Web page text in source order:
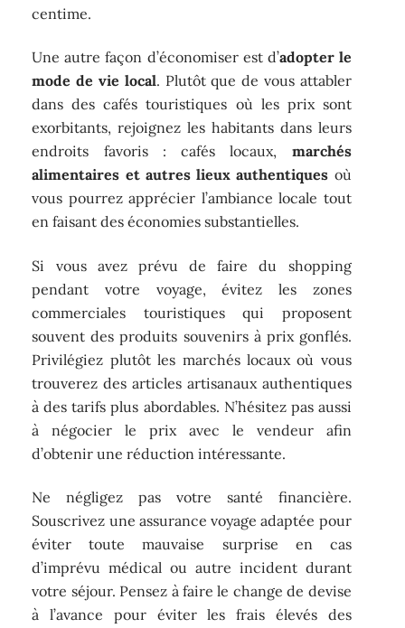
centime.
Une autre façon d’économiser est d’adopter le
mode de vie local. Plutôt que de vous attabler
dans des cafés touristiques où les prix sont
exorbitants, rejoignez les habitants dans leurs
endroits favoris : cafés locaux, marchés
alimentaires et autres lieux authentiques où
vous pourrez apprécier l’ambiance locale tout
en faisant des économies substantielles.
Si vous avez prévu de faire du shopping
pendant votre voyage, évitez les zones
commerciales touristiques qui proposent
souvent des produits souvenirs à prix gonflés.
Privilégiez plutôt les marchés locaux où vous
trouverez des articles artisanaux authentiques
à des tarifs plus abordables. N’hésitez pas aussi
à négocier le prix avec le vendeur afin
d’obtenir une réduction intéressante.
Ne négligez pas votre santé financière.
Souscrivez une assurance voyage adaptée pour
éviter toute mauvaise surprise en cas
d’imprévu médical ou autre incident durant
votre séjour. Pensez à faire le change de devise
à l’avance pour éviter les frais élevés des